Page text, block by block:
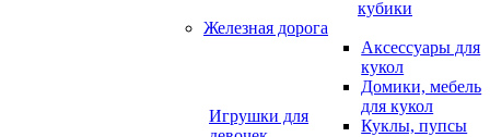
кубики
Железная дорога
Игрушки для
Аксессуары для
кукол
Домики, мебель
для кукол
Куклы, пупсы